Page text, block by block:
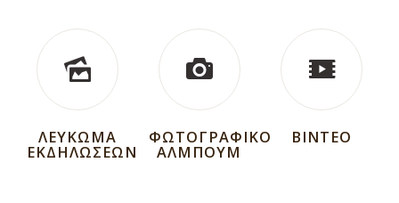
ΛΕΥΚΩΜΑ
ΕΚΔΗΛΩΣΕΩΝ
ΦΩΤΟΓΡΑΦΙΚΟ
ΑΛΜΠΟΥΜ
ΒΙΝΤΕΟ